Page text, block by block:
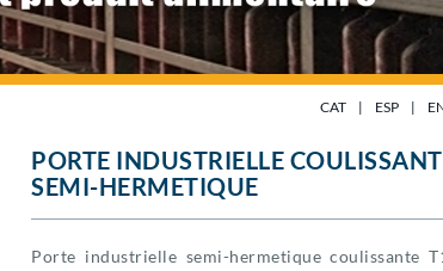
CAT | ESP |
PORTE INDUSTRIELLE
SEMI-HERMETIQUE
Porte industrielle semi-hermetique coulissante